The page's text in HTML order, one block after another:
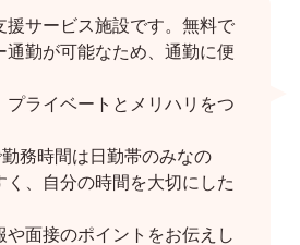
サービス施設です。無料で
勤が可能なため、通勤に便
ライベートとメリハリをつ
務時間は日勤帯のみなの
、自分の時間を大切にした
面接のポイントをお伝えし